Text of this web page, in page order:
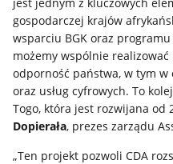
gospodarczej krajów
wsparciu BGK oraz programu
możemy wspólnie
odporność państwa, w tym
oraz usług cyfrowych. To
Togo, która jest rozwijana od
Dopierała, prezes zarządu
„Ten projekt pozwoli CDA